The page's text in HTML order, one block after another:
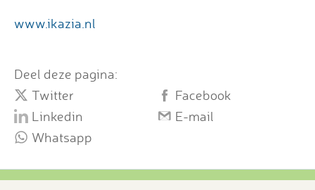
www.ikazia.nl
Deel deze pagina:
Twitter
Facebook
Linkedin
E-mail
Whatsapp